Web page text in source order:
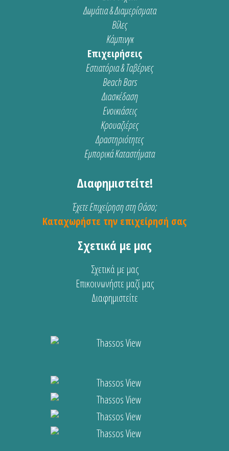
Δωμάτια & Διαμερίσματα
Βίλες
Κάμπινγκ
Επιχειρήσεις
Εστιατόρια & Ταβέρνες
Beach Bars
Διασκέδαση
Ενοικιάσεις
Κρουαζιέρες
Δραστηριότητες
Εμπορικά Καταστήματα
Διαφημιστείτε!
Έχετε Επιχείρηση στη Θάσο;
Καταχωρήστε την επιχείρησή σας
Σχετικά με μας
Σχετικά με μας
Επικοινωνήστε μαζί μας
Διαφημιστείτε